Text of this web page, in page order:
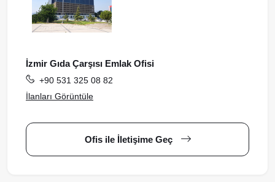
İzmir Gıda Çarşısı Emlak Ofisi
+90 531 325 08 82
İlanları Görüntüle
Ofis ile İletişime Geç